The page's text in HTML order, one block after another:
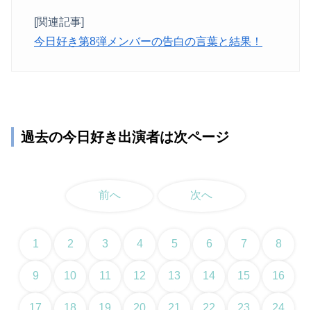
[関連記事]
今日好き第8弾メンバーの告白の言葉と結果！
過去の今日好き出演者は次ページ
前へ 次へ
1 2 3 4 5 6 7 8
9 10 11 12 13 14 15 16
17 18 19 20 21 22 23 24